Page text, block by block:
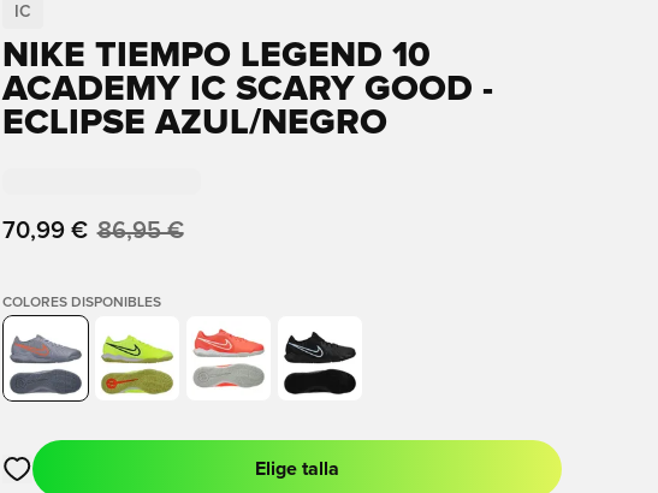
IC
NIKE TIEMPO LEGEND 10
ACADEMY IC SCARY GOOD -
ECLIPSE AZUL/NEGRO
70,99 € 86,95 €
COLORES DISPONIBLES
Abre un modal para iniciar sesión o registrarse como miembro
Elige talla